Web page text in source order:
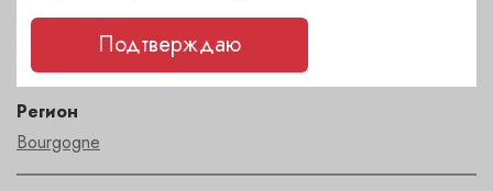
Сорт
Регион
Bourgogne
Подтверждаю